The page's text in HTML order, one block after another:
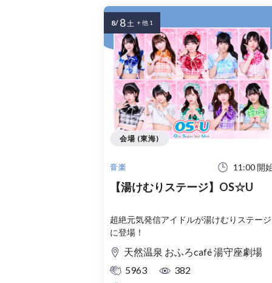
音楽 11:00 開
【湯けむりステージ】OS☆U
超絶元気発信アイドルが湯けむりステージ
に登場！
天然温泉 おふろcafé 湯守座劇場
5963
382
会場 (東海)
8/ 8土 + 他 1